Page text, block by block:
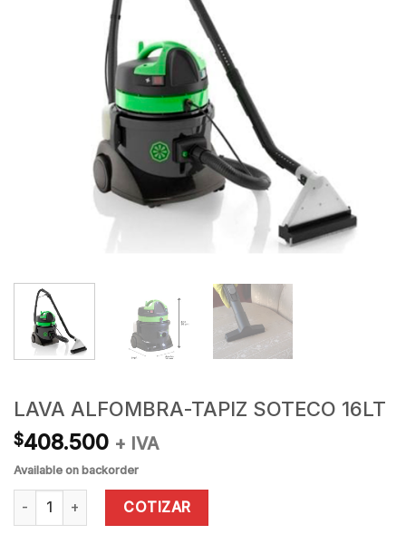
LAVA ALFOMBRA-TAPIZ SOTECO 16LT
$408.500 + IVA
Available on backorder
LAVA ALFOMBRA-TAPIZ SOTECO 16LT quantity
COTIZAR